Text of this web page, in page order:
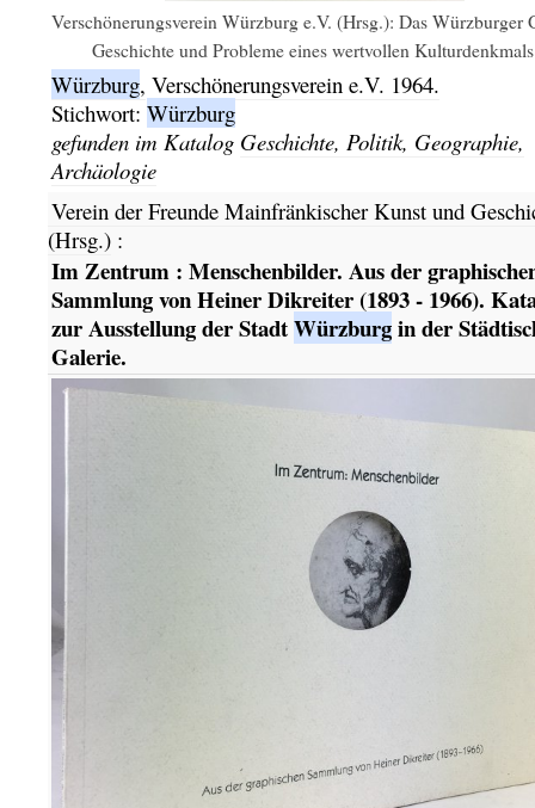
Verschönerungsverein Würzburg e.V. (Hrsg.): Das Würzburger
Geschichte und Probleme eines wertvollen
Würzburg, Verschönerungsverein e.V. 1964.
Stichwort: Würzburg
gefunden im Katalog Geschichte, Politik, Geographie,
Archäologie
Verein der Freunde Mainfränkischer Kunst und
(Hrsg.) :
Im Zentrum : Menschenbilder. Aus der
Sammlung von Heiner Dikreiter (1893 - 1966).
zur Ausstellung der StadtWürzburgin der
Galerie.